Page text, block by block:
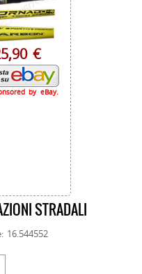
€
by eBay.
STRADALI
16.544552